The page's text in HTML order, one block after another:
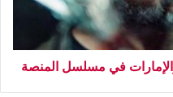
في مسلسل المنصة